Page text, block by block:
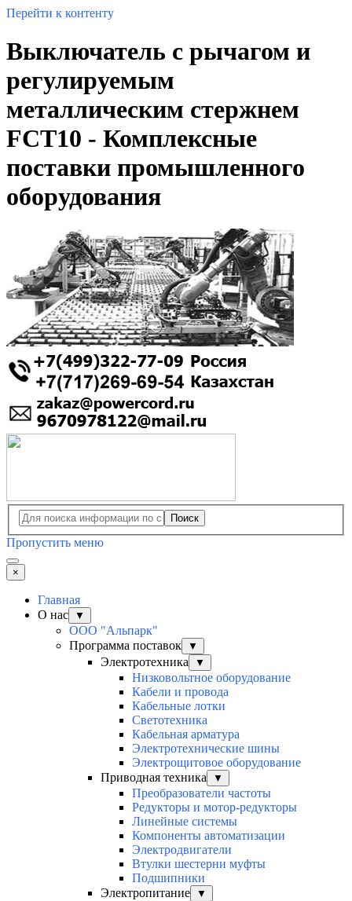
Перейти к контенту
Выключатель с рычагом и
регулируемым
металлическим стержнем
FCT10 - Комплексные
поставки промышленного
оборудования
Поиск
Пропустить меню
×
Главная
О нас
▼
ООО "Альпарк"
Программа поставок
▼
Электротехника ▼
Низковольтное оборудование
Кабели и провода
Кабельные лотки
Светотехника
Кабельная арматура
Электротехнические шины
Электрощитовое оборудование
Приводная техника
▼
Преобразователи частоты
Редукторы и мотор-редукторы
Линейные системы
Компоненты автоматизации
Электродвигатели
Втулки шестерни муфты
Подшипники
Электропитание
▼